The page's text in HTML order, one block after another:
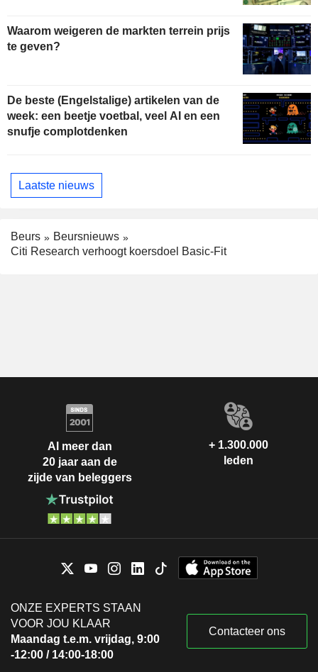
Waarom weigeren de markten terrein prijs
te geven?
De beste (Engelstalige) artikelen van de
week: een beetje voetbal, veel AI en een
snufje complotdenken
Laatste nieuws
Beurs
Beursnieuws
Citi Research verhoogt koersdoel Basic-Fit
Al meer dan
20 jaar aan de
zijde van beleggers
+ 1.300.000
leden
ONZE EXPERTS STAAN
VOOR JOU KLAAR
Maandag t.e.m. vrijdag, 9:00
-12:00 / 14:00-18:00
Contacteer ons